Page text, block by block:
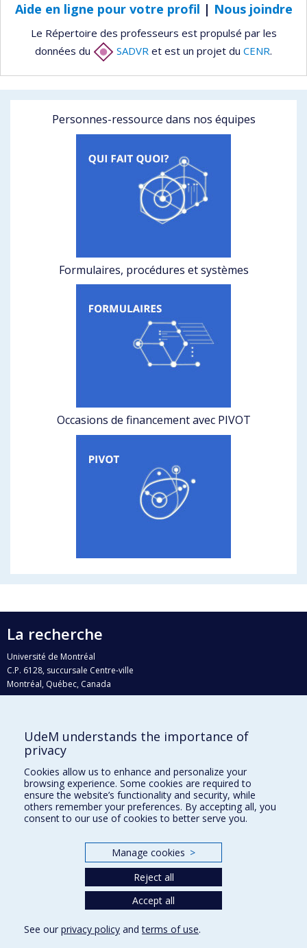
Aide en ligne pour votre profil | Nous joindre
Le Répertoire des professeurs est propulsé par les
données du
SADVR et est un projet du CENR.
Personnes-ressource dans nos équipes
Formulaires, procédures et systèmes
Occasions de financement avec PIVOT
La recherche
Université de Montréal
C.P. 6128, succursale Centre-ville
Montréal, Québec, Canada
H3C 3J7
Qui fait quoi?
Nous trouver
Plan du site
Accessibilité
UdeM understands the importance of
privacy
Cookies allow us to enhance and personalize your
browsing experience. Some cookies are required to
ensure the website’s functionality and security, while
others remember your preferences. By accepting all, you
consent to our use of cookies to better serve you.
Manage cookies >
Reject all
Accept all
See our privacy policy andterms of use.